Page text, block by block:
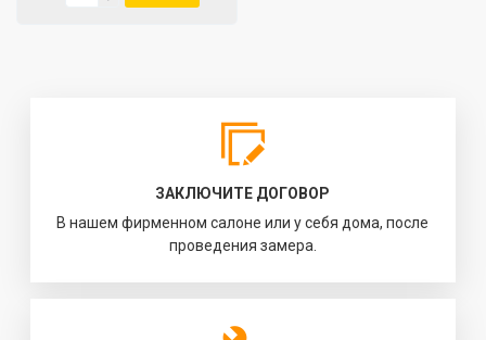
ЗАКЛЮЧИТЕ ДОГОВОР
В нашем фирменном салоне или у себя дома, после
проведения замера.